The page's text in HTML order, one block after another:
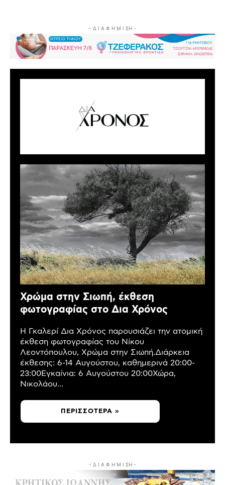
- Δ Ι Α Φ Η Μ Ι ΣΗ -
Χρώμα στην Σιωπή, έκθεση
φωτογραφίας στο Δια Χρόνος
Η Γκαλερί Δια Χρόνος παρουσιάζει την ατομική
έκθεση φωτογραφίας του Νίκου
Λεοντόπουλου, Χρώμα στην Σιωπή.Διάρκεια
έκθεσης: 6-14 Αυγούστου, καθημερινά 20:00-
23:00Εγκαίνια: 6 Αυγούστου 20:00Χώρα,
Νικολάου...
ΠΕΡΙΣΣΌΤΕΡΑ »
- Δ Ι Α Φ Η Μ Ι ΣΗ -